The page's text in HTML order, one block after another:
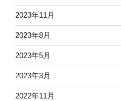
2023年11月
2023年8月
2023年5月
2023年3月
2022年11月